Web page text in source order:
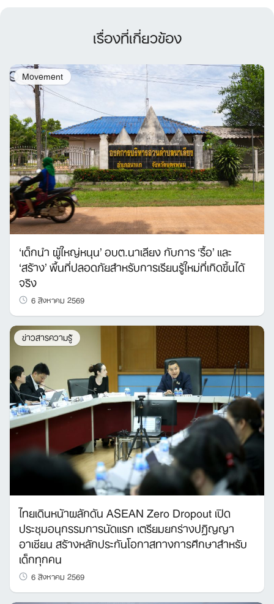
Search
for:
เรื่องที่เกี่ยวข้อง
Movement
‘เด็กนำ ผู้ใหญ่หนุน’ อบต.นาเลียง กับการ ‘รื้อ’ และ
‘สร้าง’ พื้นที่ปลอดภัยสำหรับการเรียนรู้ใหม่ที่เกิดขึ้นได้
จริง
6 สิงหาคม 2569
ข่าวสารความรู้
ไทยเดินหน้าผลักดัน ASEAN Zero Dropout เปิด
ประชุมอนุกรรมการนัดแรก เตรียมยกร่างปฏิญญา
อาเซียน สร้างหลักประกันโอกาสทางการศึกษาสำหรับ
เด็กทุกคน
6 สิงหาคม 2569